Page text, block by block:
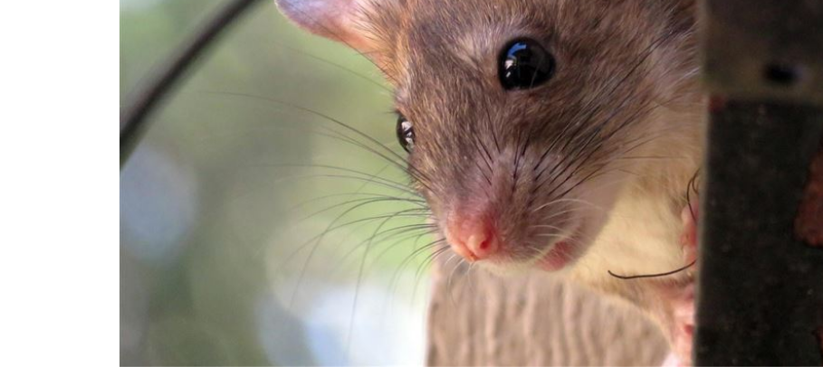
LIVE三立+24小時直播 15:27
三立iNEWS新聞台線上直播
商場戰國來臨 台中「頂奢大道」逐漸成形 12:00
台彩父親節推新刮刮樂千萬頭獎超「爸」氣 12:00
「拍片人的多重宇宙」職涯論壇9/12登場！ 10:30
8國球員齊聚高雄 Formosa 7s掀足球熱潮 10:00
理想混蛋號召粉絲跨海追星吃美食！ 18:15